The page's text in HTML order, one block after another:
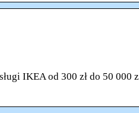
IKEA od 300 zł do 50 000